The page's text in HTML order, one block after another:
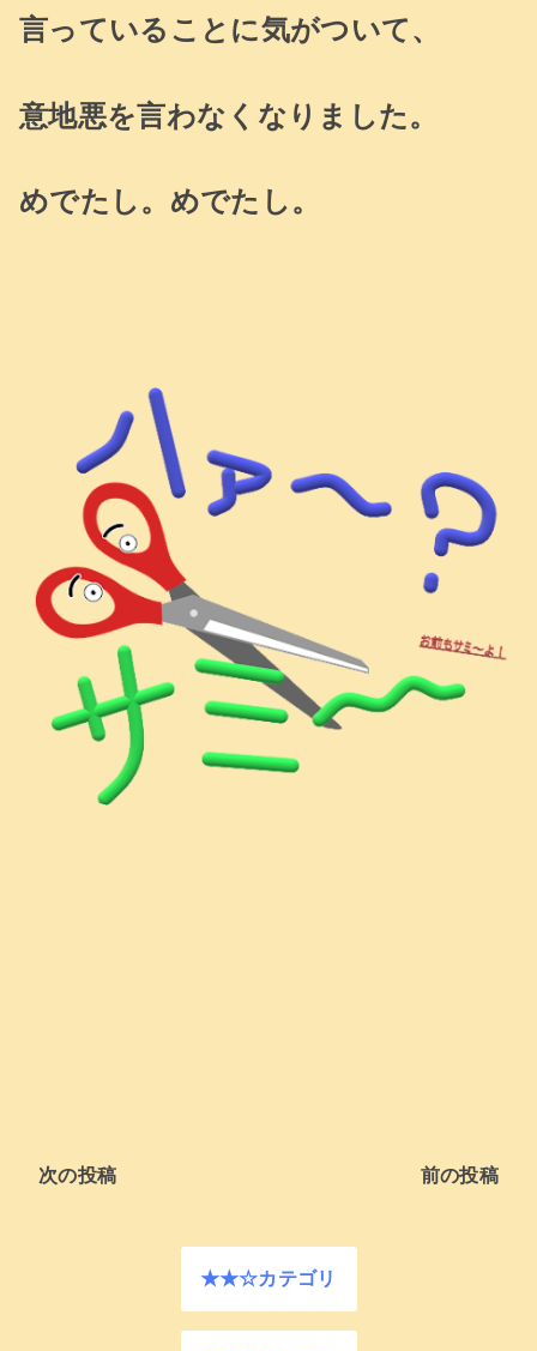
言っていることに気がついて、
意地悪を言わなくなりました。
めでたし。めでたし。
次の投稿 前の投稿
★★☆カテゴリ